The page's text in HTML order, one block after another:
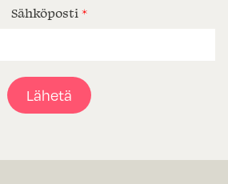
Sähköposti *
Lähetä